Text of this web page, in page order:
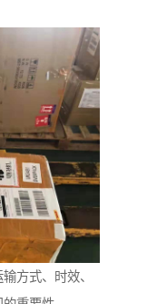
方式、时效、